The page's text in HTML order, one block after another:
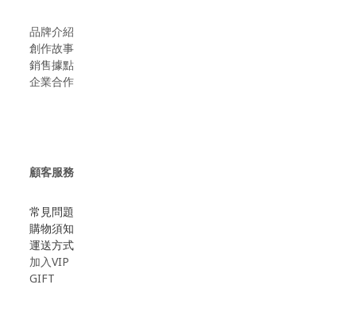
品牌介紹
創作故事
​銷售據點
企業合作
顧客服務
常見問題
購物須知
運送方式
加入VIP
GIFT